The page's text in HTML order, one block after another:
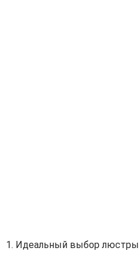
1. Идеальный выбор люстры